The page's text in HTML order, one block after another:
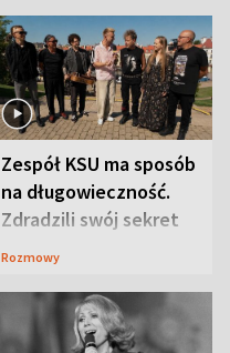
Zespół KSU ma sposób
na długowieczność.
Zdradzili swój sekret
Rozmowy